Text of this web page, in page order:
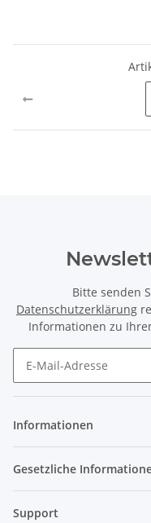
Bitte senden
Datenschutzerklärung
Informationen zu
Informationen
Gesetzliche
Support